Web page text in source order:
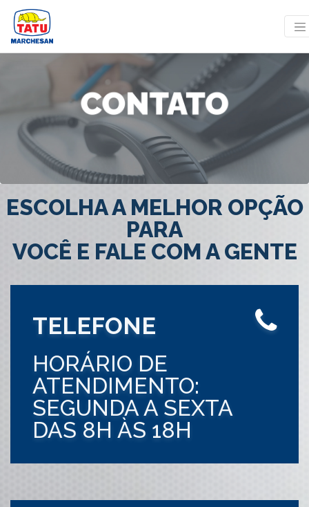
ESCOLHA A MELHOR OPÇÃO
PARA
VOCÊ E FALE COM A GENTE
TELEFONE
HORÁRIO DE
ATENDIMENTO:
SEGUNDA A SEXTA
DAS 8H ÀS 18H